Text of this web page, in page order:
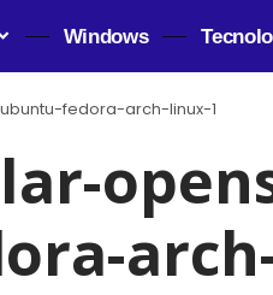
Windows
fedora-arch-linux-1